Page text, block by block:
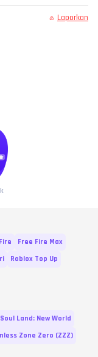
Laporkan
Free Fire Max
Roblox Top Up
Soul Land: New World
Zone Zero (ZZZ)